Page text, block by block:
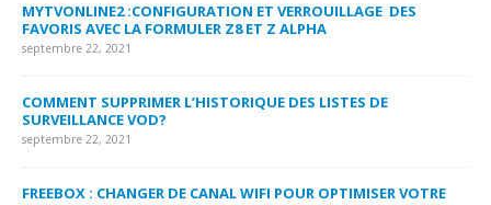
MYTVONLINE2 :CONFIGURATION ET VERROUILLAGE DES
FAVORIS AVEC LA FORMULER Z8 ET Z ALPHA
septembre 22, 2021
COMMENT SUPPRIMER L’HISTORIQUE DES LISTES DE
SURVEILLANCE VOD?
septembre 22, 2021
FREEBOX : CHANGER DE CANAL WIFI POUR OPTIMISER VOTRE